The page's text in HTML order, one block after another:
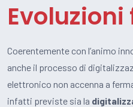
Coerentemente con l’animo
anche il processo di
elettronico non accenna a
infatti previste sia la